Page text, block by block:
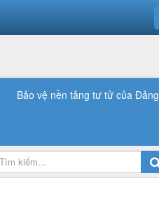
Bảo vệ nền tảng tư tử của Đảng